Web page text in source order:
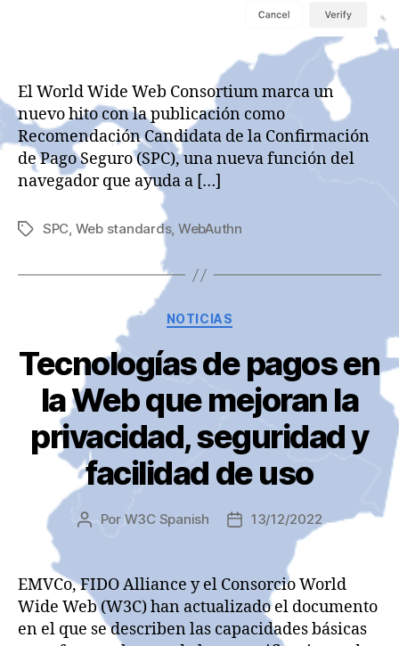
El World Wide Web Consortium marca un
nuevo hito con la publicación como
Recomendación Candidata de la Confirmación
de Pago Seguro (SPC), una nueva función del
navegador que ayuda a […]
Etiquetas
SPC, Web standards, WebAuthn
Categorías
NOTICIAS
Tecnologías de pagos en
la Web que mejoran la
privacidad, seguridad y
facilidad de uso
Autor
entrada
Por W3C Spanish
Fecha
entrada
13/12/2022
EMVCo, FIDO Alliance y el Consorcio World
Wide Web (W3C) han actualizado el documento
en el que se describen las capacidades básicas